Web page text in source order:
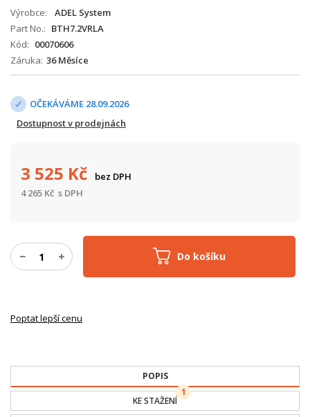
Výrobce
ADEL System
Part No.
BTH7.2VRLA
Kód
00070606
Záruka 36 Měsíce
OČEKÁVÁME 28.09.2026
Dostupnost v prodejnách
Do košíku
3 525 Kč
bez DPH
4 265 Kč s DPH
Poptat lepší cenu
POPIS
KE STAŽENÍ
1